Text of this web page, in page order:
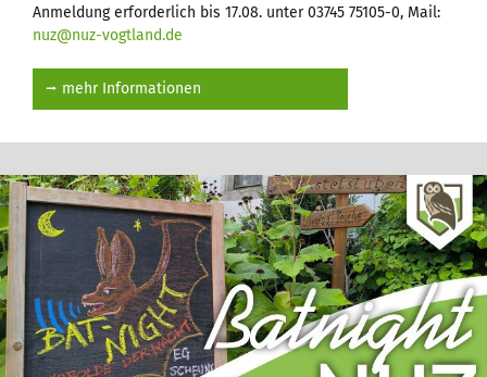
Anmeldung erforderlich bis 17.08. unter 03745 75105-0, Mail:
nuz@nuz-vogtland.de
⭢ mehr Informationen